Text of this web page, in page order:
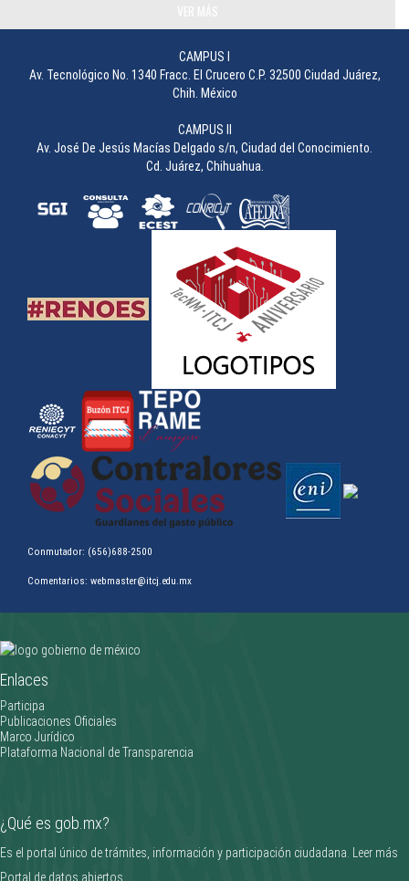
Concurso de Carteles durante la 49 Semana Académica
Clifford Gardner triunfa en la Olimpiada Nacional CONADE 2026
CAMPUS I
Av. Tecnológico No. 1340 Fracc. El Crucero C.P. 32500 Ciudad Juárez,
Chih. México
CAMPUS II
Av. José De Jesús Macías Delgado s/n, Ciudad del Conocimiento.
Cd. Juárez, Chihuahua.
Conmutador: (656)688-2500
Comentarios: webmaster@itcj.edu.mx
Enlaces
Participa
Publicaciones Oficiales
Marco Jurídico
Plataforma Nacional de Transparencia
¿Qué es gob.mx?
Es el portal único de trámites, información y participación ciudadana.
Leer más
Portal de datos abiertos